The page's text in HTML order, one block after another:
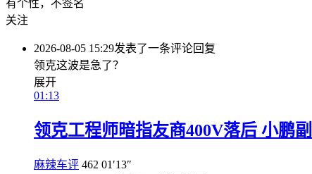
有个性，不签名
关注
2026-08-05 15:29发表了一条评论回复
领克这波是急了？
展开
01:13
领克工程师暗指友商400V落后 小鹏
麻辣车评 462 01′13″